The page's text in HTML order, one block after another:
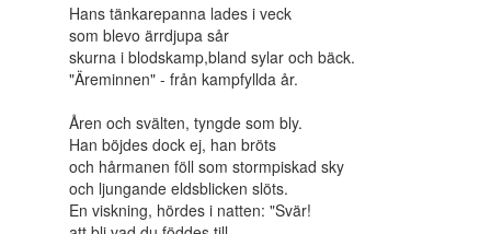
Hans tänkarepanna lades i veck
som blevo ärrdjupa sår
skurna i blodskamp,bland sylar och bäck.
"Äreminnen" - från kampfyllda år.
Åren och svälten, tyngde som bly.
Han böjdes dock ej, han bröts
och hårmanen föll som stormpiskad sky
och ljungande eldsblicken slöts.
En viskning, hördes i natten: "Svär!